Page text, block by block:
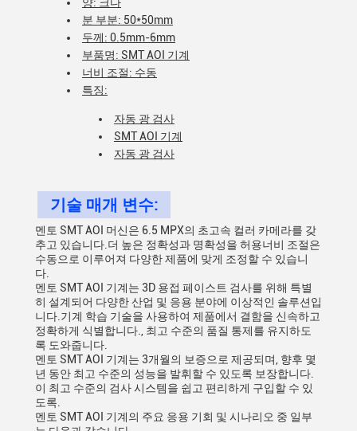
분 부분: 50*50mm
두께: 0.5mm-6mm
부품명: SMT AOI 기계
너비 조절: 수동
특징:
자동 광 검사
SMT AOI 기계
자동 광 검사
기술 매개 변수:
멘토 SMT AOI 머신은 6.5 MPX의 초고속 컬러 카메라를 갖
추고 있습니다.더 높은 정확성과 명확성을 허용너비 조절은
수동으로 이루어져 다양한 제품에 맞게 조정할 수 있습니
다.
멘토 SMT AOI 기계는 3D 용접 페이스트 검사를 위해 특별
히 설계되어 다양한 산업 및 응용 분야에 이상적인 솔루션입
니다.기계 학습 기술을 사용하여 제품에서 결함을 신속하고
정확하게 식별합니다., 최고 수준의 품질 통제를 유지하도
록 도와줍니다.
멘토 SMT AOI 기계는 3개월의 보증으로 제공되며, 향후 몇
년 동안 최고 수준의 성능을 발휘할 수 있도록 보장합니다.
이 최고 수준의 검사 시스템을 쉽고 편리하게 구입할 수 있
도록.
멘토 SMT AOI 기계의 주요 응용 기회 및 시나리오 중 일부